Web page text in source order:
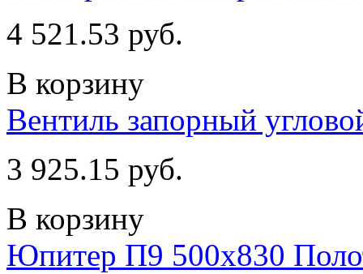
4 521.53 руб.
В корзину
Вентиль запорный
3 925.15 руб.
В корзину
Юпитер П9 500х830